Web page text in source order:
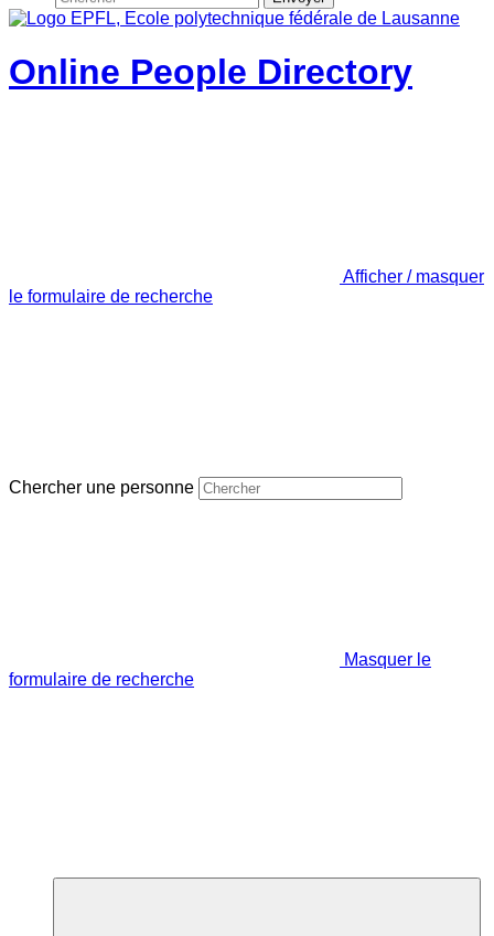
Online People Directory
Afficher / masquer
le formulaire de recherche
Chercher une personne
Masquer le
formulaire de recherche